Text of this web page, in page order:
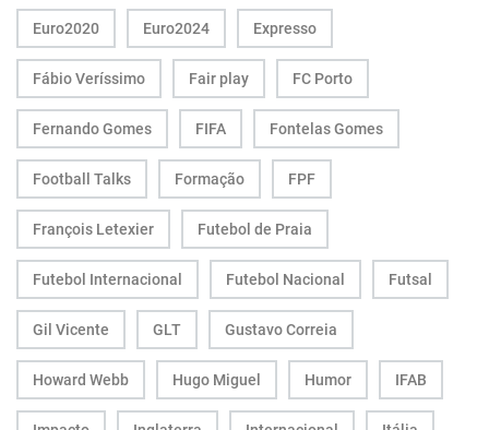
Euro2020 Euro2024 Expresso
Fábio Veríssimo Fair play FC Porto
Fernando Gomes FIFA Fontelas Gomes
Football Talks Formação FPF
François Letexier Futebol de Praia
Futebol Internacional Futebol Nacional Futsal
Gil Vicente GLT Gustavo Correia
Howard Webb Hugo Miguel Humor IFAB